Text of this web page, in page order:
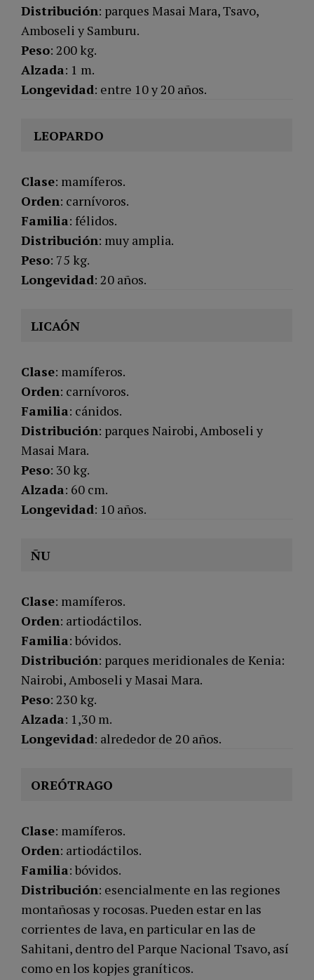
Distribución: parques Masai Mara, Tsavo,
Amboseli y Samburu.
Peso: 200 kg.
Alzada: 1 m.
Longevidad: entre 10 y 20 años.
LEOPARDO
Clase: mamíferos.
Orden: carnívoros.
Familia: félidos.
Distribución: muy amplia.
Peso: 75 kg.
Longevidad: 20 años.
LICAÓN
Clase: mamíferos.
Orden: carnívoros.
Familia: cánidos.
Distribución: parques Nairobi, Amboseli y
Masai Mara.
Peso: 30 kg.
Alzada: 60 cm.
Longevidad: 10 años.
ÑU
Clase: mamíferos.
Orden: artiodáctilos.
Familia: bóvidos.
Distribución: parques meridionales de Kenia:
Nairobi, Amboseli y Masai Mara.
Peso: 230 kg.
Alzada: 1,30 m.
Longevidad: alrededor de 20 años.
OREÓTRAGO
Clase: mamíferos.
Orden: artiodáctilos.
Familia: bóvidos.
Distribución: esencialmente en las regiones
montañosas y rocosas. Pueden estar en las
corrientes de lava, en particular en las de
Sahitani, dentro del Parque Nacional Tsavo, así
como en los kopjes graníticos.